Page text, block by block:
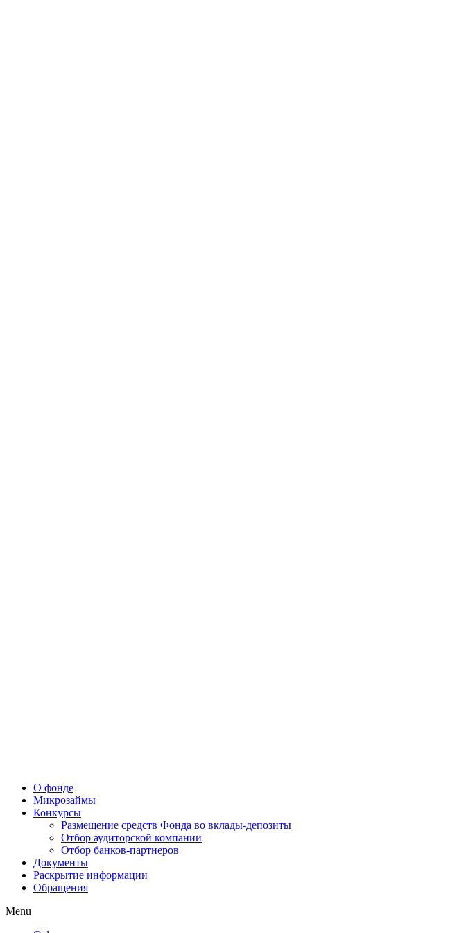
О фонде
Микрозаймы
Конкурсы
Размещение средств Фонда во вклады-депозиты
Отбор аудиторской компании
Отбор банков-партнеров
Документы
Раскрытие информации
Обращения
Menu